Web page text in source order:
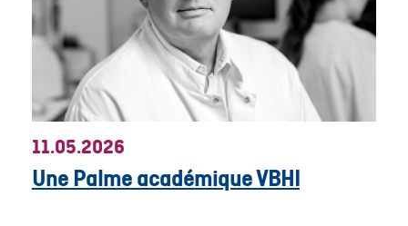
11.05.2026
Une Palme académique VBHI